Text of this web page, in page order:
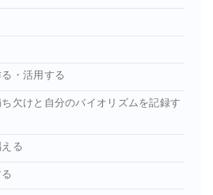
・活用する
欠けと自分のバイオリズムを記録す
る